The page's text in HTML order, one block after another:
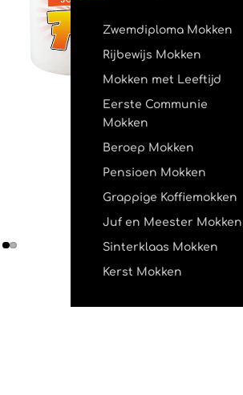
Zwemdiploma Mokken
Rijbewijs Mokken
Mokken met Leeftijd
Eerste Communie
Mokken
Beroep Mokken
Pensioen Mokken
Grappige Koffiemokken
Juf en Meester Mokken
Sinterklaas Mokken
Kerst Mokken